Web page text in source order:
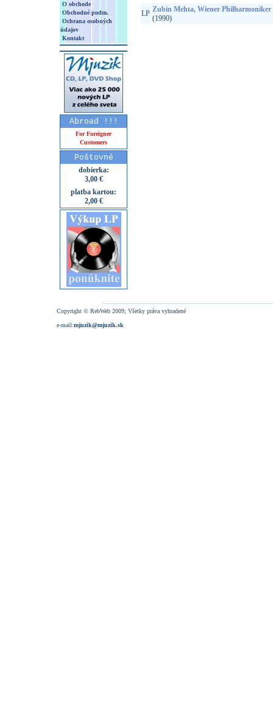
O obchode
Obchodné podm.
Ochrana osobných
údajov
Kontakt
Abroad !!!
For Foreigner
Customers
Poštovné
dobierka:
3,00 €
platba kartou:
2,00 €
LP Zubin Mehta, Wiener Philharmoniker
(1990)
Copyright © RebWeb 2009; Všetky práva vyhradené
e-mail:mjuzik@mjuzik.sk